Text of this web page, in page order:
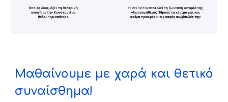
Μαθαίνουμε με χαρά και θετικό
συναίσθημα!